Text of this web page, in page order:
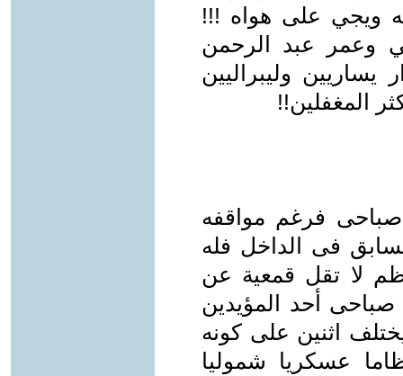
ويجي على هواه !!!
وعمر عبد الرحمن
وليبراليين
المغفلين!!
صباحى فرغم مواقفه
فى الداخل فله
لا تقل قمعية عن
أحد المؤيدين
اثنين على كونه
عسكريا شموليا